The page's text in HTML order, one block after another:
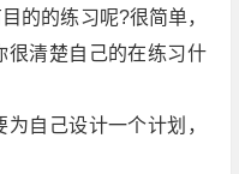
的的练习呢?很简单，
很清楚自己的在练习什
自己设计一个计划，